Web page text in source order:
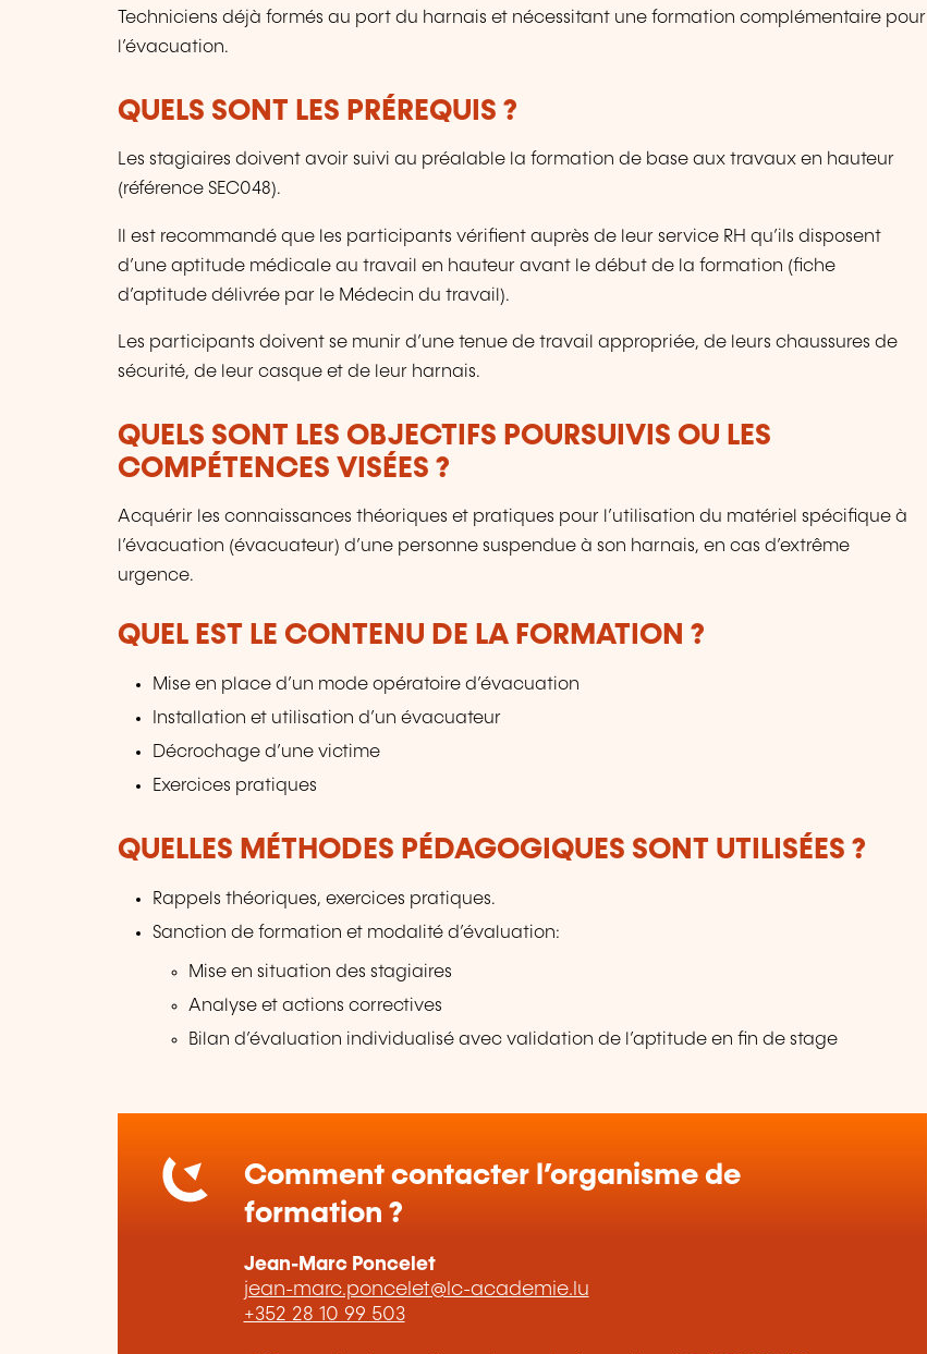
Techniciens déjà formés au port du harnais et nécessitant une formation complémentaire pour
l’évacuation.
QUELS SONT LES PRÉREQUIS ?
Les stagiaires doivent avoir suivi au préalable la formation de base aux travaux en hauteur
(référence SEC048).
Il est recommandé que les participants vérifient auprès de leur service RH qu’ils disposent
d’une aptitude médicale au travail en hauteur avant le début de la formation (fiche
d’aptitude délivrée par le Médecin du travail).
Les participants doivent se munir d’une tenue de travail appropriée, de leurs chaussures de
sécurité, de leur casque et de leur harnais.
QUELS SONT LES OBJECTIFS POURSUIVIS OU LES
COMPÉTENCES VISÉES ?
Acquérir les connaissances théoriques et pratiques pour l’utilisation du matériel spécifique à
l’évacuation (évacuateur) d’une personne suspendue à son harnais, en cas d’extrême
urgence.
QUEL EST LE CONTENU DE LA FORMATION ?
Mise en place d’un mode opératoire d’évacuation
Installation et utilisation d’un évacuateur
Décrochage d’une victime
Exercices pratiques
QUELLES MÉTHODES PÉDAGOGIQUES SONT UTILISÉES ?
Rappels théoriques, exercices pratiques.
Sanction de formation et modalité d’évaluation:
Mise en situation des stagiaires
Analyse et actions correctives
Bilan d’évaluation individualisé avec validation de l’aptitude en fin de stage
Comment contacter l’organisme de
formation ?
Jean-Marc Poncelet
jean-marc.poncelet@lc-academie.lu
+352 28 10 99 503